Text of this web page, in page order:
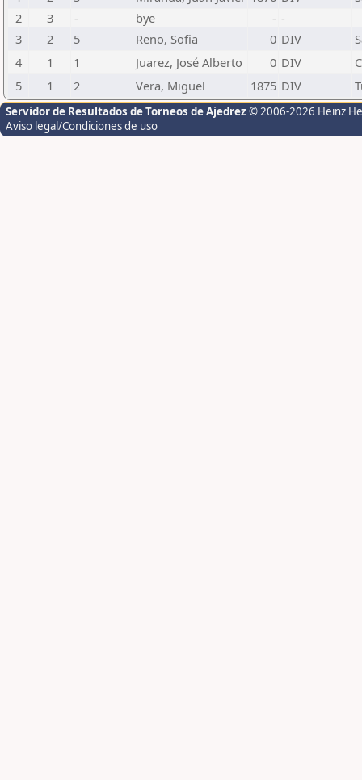
2
3 - bye - -
3
2 5 Reno, Sofia 0 DIV
4
1 1 Juarez, José Alberto 0 DIV
5
1 2 Vera, Miguel 1875 DIV
Servidor de Resultados de Torneos de Ajedrez © 2006-2026 Heinz
Aviso legal/Condiciones de uso